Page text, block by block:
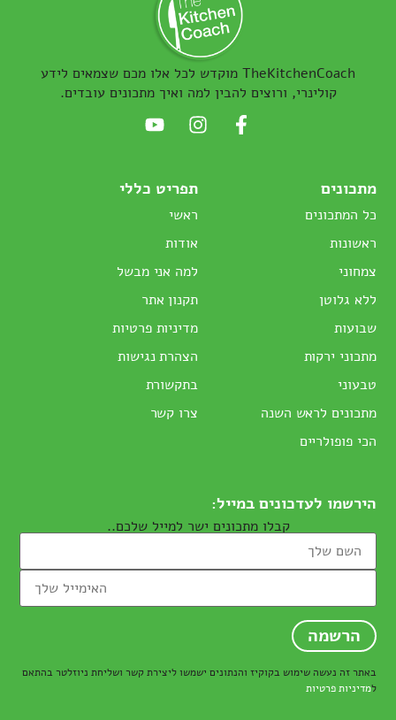
TheKitchenCoach מוקדש לכל אלו מכם שצמאים לידע
קולינרי, ורוצים להבין למה ואיך מתכונים עובדים.
מתכונים
כל המתכונים
ראשונות
צמחוני
ללא גלוטן
שבועות
מתכוני ירקות
טבעוני
מתכונים לראש השנה
הכי פופולריים
תפריט כללי
ראשי
אודות
למה אני מבשל
תקנון אתר
מדיניות פרטיות
הצהרת נגישות
בתקשורת
צרו קשר
הירשמו לעדכונים במייל:
קבלו מתכונים ישר למייל שלכם..
באתר זה נעשה שימוש בקוקיז והנתונים ישמשו ליצירת קשר ושליחת ניוזלטר בהתאם
למדיניות פרטיות